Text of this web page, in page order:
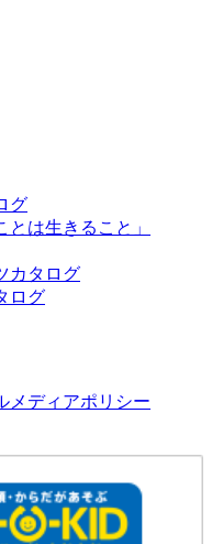
グ
は生きること」
カタログ
ログ
メディアポリシー